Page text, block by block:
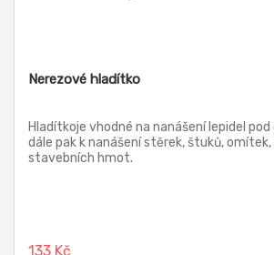
Nerezové hladítko
Hladítkoje vhodné na nanášení lepidel
dále pak k nanášení stěrek, štuků,
stavebních hmot.
133 Kč